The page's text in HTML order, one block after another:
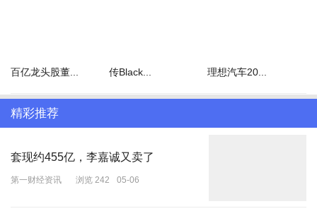
百亿龙头股董... 传Black... 理想汽车20...
精彩推荐
套现约455亿，李嘉诚又卖了
第一财经资讯 浏览 242 05-06